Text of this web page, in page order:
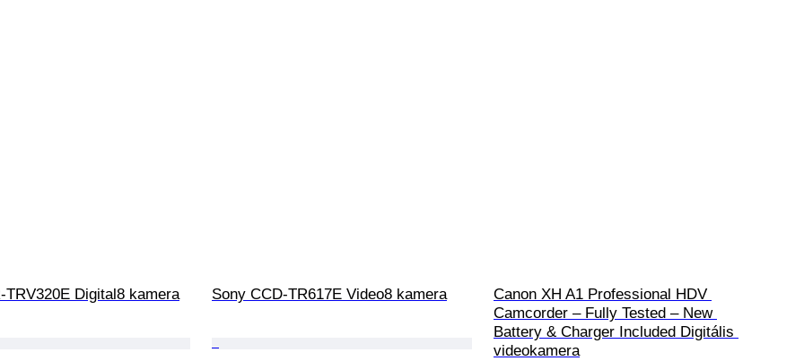
TRV320E Digital8 kamera Sony CCD-TR617E Video8 kamera
Canon XH A1 Professional HDV
Camcorder – Fully Tested – New
Battery & Charger Included Digitális
videokamera